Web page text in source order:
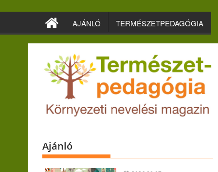
AJÁNLÓ TERMÉSZETPEDAGÓGIA
Ajánló